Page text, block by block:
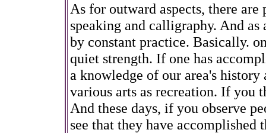
As for outward aspects, there are
speaking and calligraphy. And
by constant practice. Basically.
quiet strength. If one has
a knowledge of our area's
various arts as recreation. If you
And these days, if you observe
see that they have accomplished